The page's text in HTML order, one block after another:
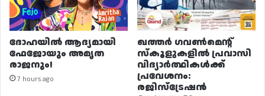
ദോഹയിൽ ആദ്യമായി
ഫേജോയും അമൃത
രാജനും!
7 hours ago
ഖത്തർ ഗവൺമെന്റ്
സ്കൂളുകളിൽ പ്രവാസി
വിദ്യാർത്ഥികൾക്ക്
പ്രവേശനം:
രജിസ്ട്രേഷൻ